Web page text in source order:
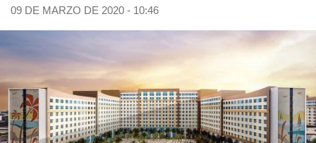
09 DE MARZO DE 2020 - 10:46